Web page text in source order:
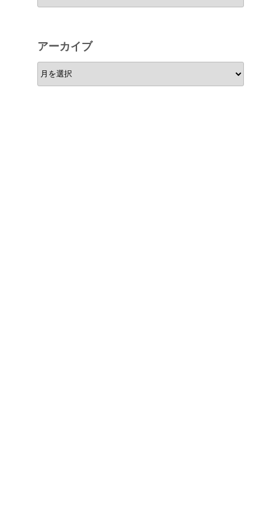
テ
ー
アーカイブ
ア
ー